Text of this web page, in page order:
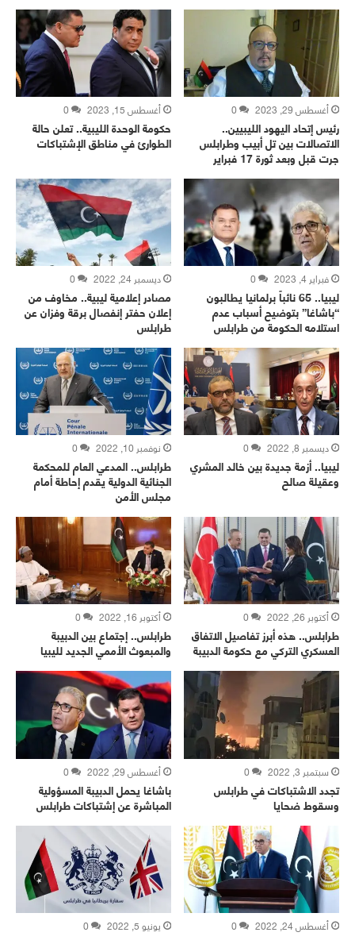
أغسطس 29, 2023 0
رئيس إتحاد اليهود الليبيين..
الاتصالات بين تل أبيب وطرابلس
جرت قبل وبعد ثورة 17 فبراير
أغسطس 15, 2023 0
حكومة الوحدة الليبية.. تعلن حالة
الطوارئ في مناطق الإشتباكات
فبراير 4, 2023 0
ليبيا.. 65 نائباً برلمانيا يطالبون
“باشاغا” بتوضيح أسباب عدم
استلامه الحكومة من طرابلس
ديسمبر 24, 2022 0
مصادر إعلامية ليبية.. مخاوف من
إعلان حفتر إنفصال برقة وفزان عن
طرابلس
ديسمبر 8, 2022 0
ليبيا.. أزمة جديدة بين خالد المشري
وعقيلة صالح
نوفمبر 10, 2022 0
طرابلس.. المدعي العام للمحكمة
الجنائية الدولية يقدم إحاطة أمام
مجلس الأمن
أكتوبر 26, 2022 0
طرابلس.. هذه أبرز تفاصيل الاتفاق
العسكري التركي مع حكومة الدبيبة
أكتوبر 16, 2022 0
طرابلس.. إجتماع بين الدبيبة
والمبعوث الأممي الجديد لليبيا
سبتمبر 3, 2022 0
تجدد الاشتباكات في طرابلس
وسقوط ضحايا
أغسطس 29, 2022 0
باشاغا يحمل الدبيبة المسؤولية
المباشرة عن إشتباكات طرابلس
أغسطس 24, 2022 0 يونيو 5, 2022 0